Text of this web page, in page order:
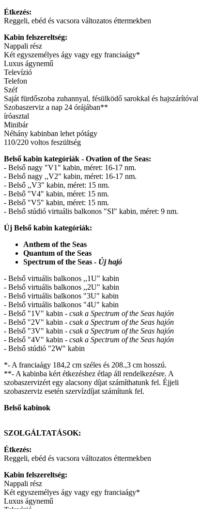
Étkezés:
Reggeli, ebéd és vacsora változatos éttermekben
Kabin felszereltség:
Nappali rész
Két egyszemélyes ágy vagy egy franciaágy*
Luxus ágynemű
Televízió
Telefon
Széf
Saját fürdőszoba zuhannyal, fésülködő sarokkal és hajszárítóval
Szobaszerviz a nap 24 órájában**
íróasztal
Minibár
Néhány kabinban lehet pótágy
110/220 voltos feszültség
Belső kabin kategóriák - Ovation of the Seas:
- Belső nagy "V1" kabin, méret: 16-17 nm.
- Belső nagy ,,V2" kabin, méret: 16-17 nm.
- Belső ,,V3" kabin, méret: 15 nm.
- Belső "V4" kabin, méret: 15 nm.
- Belső "V5" kabin, méret: 15 nm.
- Belső stúdió virtuális balkonos "SI" kabin, méret: 9 nm.
Új Belső kabin kategóriák:
Anthem of the Seas
Quantum of the Seas
Spectrum of the Seas - Új hajó
- Belső virtuális balkonos ,,1U" kabin
- Belső virtuális balkonos ,,2U" kabin
- Belső virtuális balkonos "3U" kabin
- Belső virtuális balkonos "4U" kabin
- Belső "1V" kabin - csak a Spectrum of the Seas hajón
- Belső "2V" kabin - csak a Spectrum of the Seas hajón
- Belső "3V" kabin - csak a Spectrum of the Seas hajón
- Belső "4V" kabin - csak a Spectrum of the Seas hajón
- Belső stúdió "2W" kabin
*- A franciaágy 184,2 cm széles és 208.,3 cm hosszú.
**- A kabinba kért étkezéshez étlap áll rendelkezésre. A
szobaszervizért egy alacsony díjat számíthatunk fel. Éjjeli
szobaszerviz esetén szervízdíjat számítunk fel.
Belső kabinok
SZOLGÁLTATÁSOK:
Étkezés:
Reggeli, ebéd és vacsora változatos éttermekben
Kabin felszereltség:
Nappali rész
Két egyszemélyes ágy vagy egy franciaágy*
Luxus ágynemű